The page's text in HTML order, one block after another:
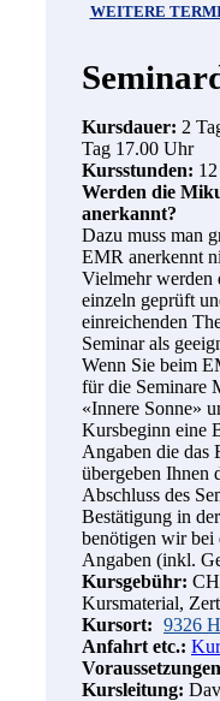
WEITERE
Kursdauer: 2
Tag 17.00 Uhr
Kursstunden:
Werden die
anerkannt?
Dazu muss man
EMR anerkennt
Vielmehr werden
einzeln geprüft
einreichenden
Seminar als
Wenn Sie beim
für die Seminare
«Innere Sonne»
Kursbeginn eine
Angaben die das
übergeben Ihnen
Abschluss des
Bestätigung in
benötigen wir bei
Angaben (inkl.
Kursgebühr:
Kursmaterial,
Kursort: 9326
Anfahrt etc.:
Kursleitung: